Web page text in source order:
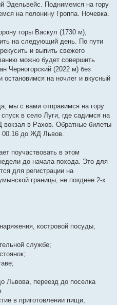
Эдельвейс. Поднимемся на гору
на полонину Гроппа. Ночевка.
горы Васкул (1730 м),
на следующий день. По пути
и выпить свежего
можно будет совершить
Черногорский (2022 м) без
на ночлег и вкусный
мы с вами отправимся на гору
в село Луги, где садимся на
в Рахов. Обратные билеты
00.16 до ЖД Львов.
поучаствовать в этом
до начала похода. Это для
для регистрации на
границы, не позднее 2-х
костровой посуды,
службе;
Львова, переезд до поселка
в приготовлении пищи,